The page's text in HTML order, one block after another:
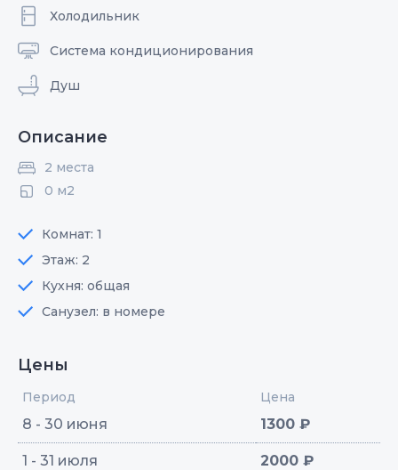
Холодильник
Система кондиционирования
Душ
Описание
2 места
0 м2
Комнат: 1
Этаж: 2
Кухня: общая
Санузел: в номере
Цены
Период Цена
8 - 30 июня 1300 ₽
1 - 31 июля 2000 ₽